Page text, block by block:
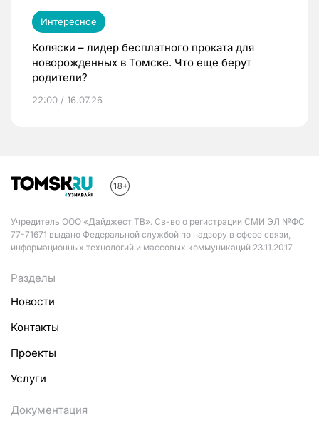
Интересное
Коляски – лидер бесплатного проката для
новорожденных в Томске. Что еще берут
родители?
22:00 / 16.07.26
Учредитель ООО «Дайджест ТВ». Св-во о регистрации СМИ ЭЛ №ФС
77-71671 выдано Федеральной службой по надзору в сфере связи,
информационных технологий и массовых коммуникаций 23.11.2017
Разделы
Новости
Контакты
Проекты
Услуги
Документация